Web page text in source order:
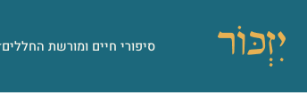
סיפורי חיים ומורשת החללים